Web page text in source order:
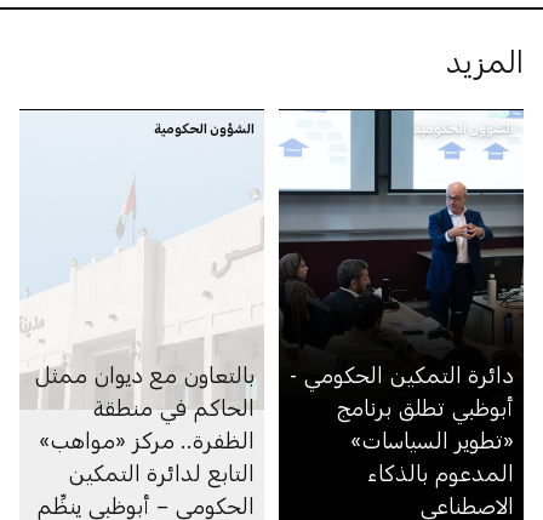
المزيد
الشؤون الحكومية
دائرة التمكين الحكومي -
أبوظبي تطلق برنامج
«تطوير السياسات»
المدعوم بالذكاء
الاصطناعي
الشؤون الحكومية
بالتعاون مع ديوان ممثل
الحاكم في منطقة
الظفرة.. مركز «مواهب»
التابع لدائرة التمكين
الحكومي – أبوظبي ينظِّم